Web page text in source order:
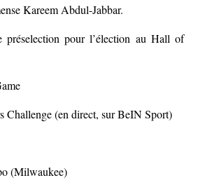
Kareem Abdul-Jabbar.
préselection pour l’élection au Hall of
Challenge (en direct, sur BeIN Sport)
(Milwaukee)